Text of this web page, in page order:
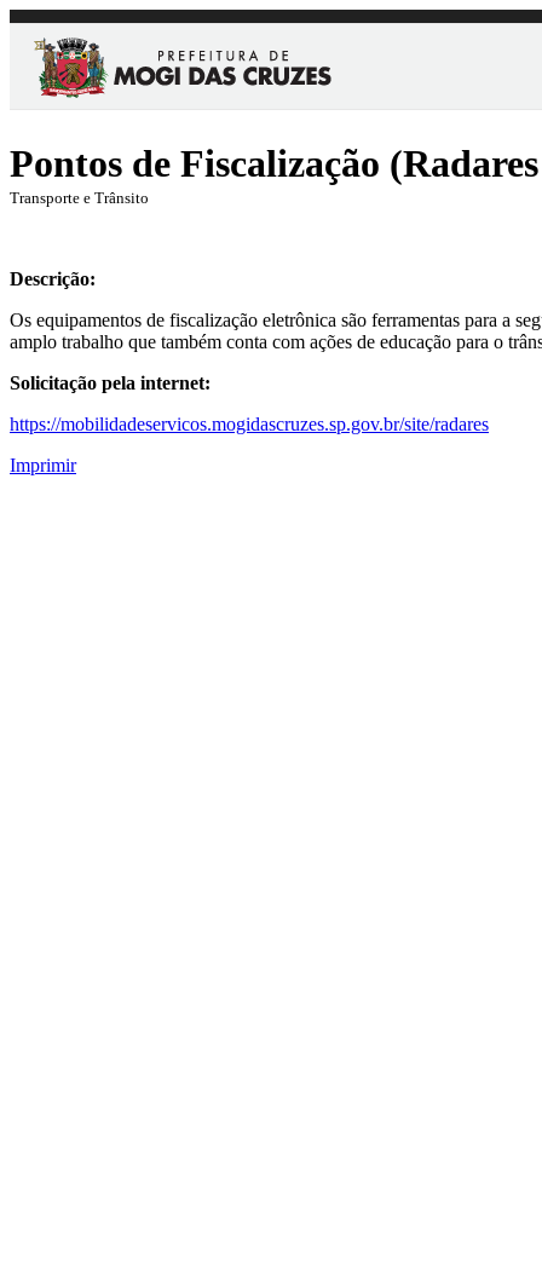
Pontos de Fiscalização
Transporte e Trânsito
Descrição:
Os equipamentos de fiscalização eletrônica são ferramentas para a
amplo trabalho que também conta com ações de educação para o
Solicitação pela internet:
https://mobilidadeservicos.mogidascruzes.sp.gov.br/site/radares
Imprimir